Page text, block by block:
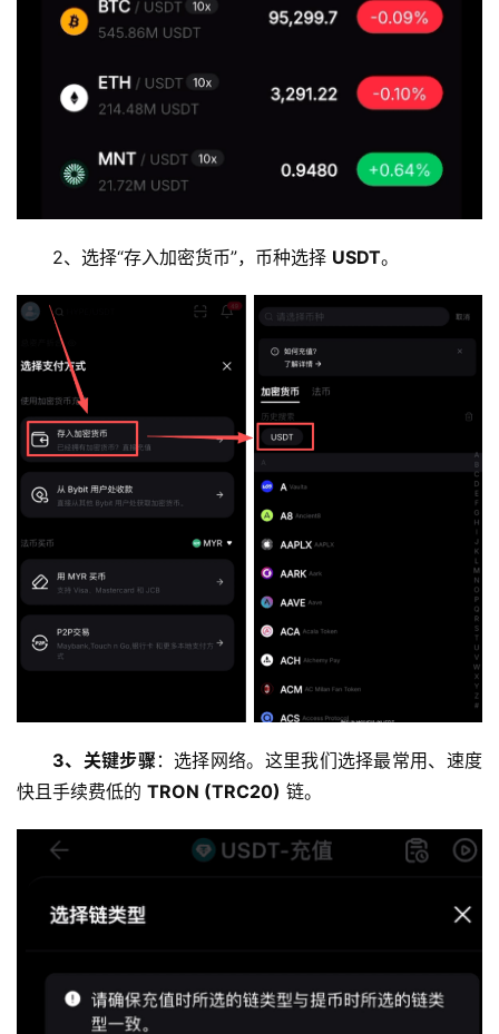
2、选择“存入加密货币”，币种选择 USDT。
3、关键步骤 ：选择网络。这里我们选择最常用、速度
快且手续费低的 TRON (TRC20) 链。